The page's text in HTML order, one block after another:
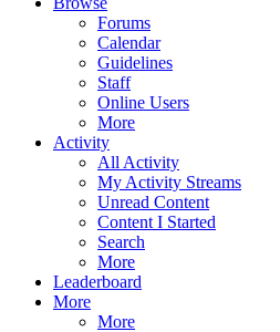
Forums
Calendar
Guidelines
Staff
Online Users
More
Activity
All Activity
My Activity Streams
Unread Content
Content I Started
Search
More
Leaderboard
More
More